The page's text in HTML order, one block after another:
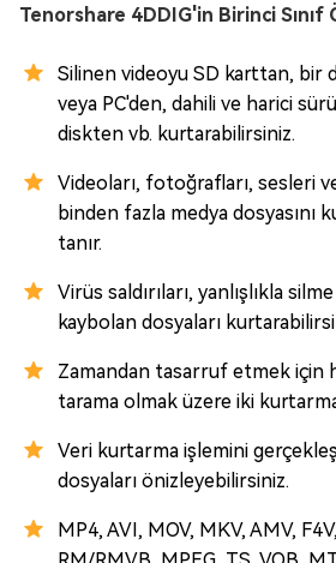
Tenorshare 4DDIG'in Birinci Sınıf
Silinen videoyu SD karttan, bir
veya PC'den, dahili ve harici
diskten vb. kurtarabilirsiniz.
Videoları, fotoğrafları, sesleri
binden fazla medya dosyasını
tanır.
Virüs saldırıları, yanlışlıkla
kaybolan dosyaları
Zamandan tasarruf etmek için
tarama olmak üzere iki
Veri kurtarma işlemini
dosyaları önizleyebilirsiniz.
MP4, AVI, MOV, MKV, AMV,